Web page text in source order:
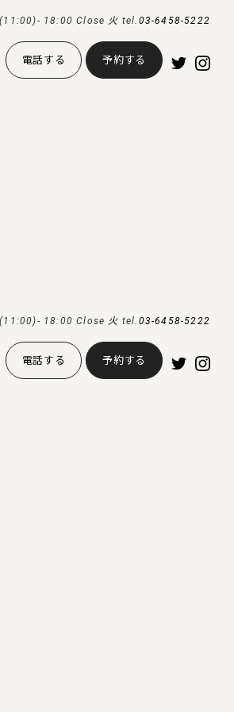
18:00 Close 火 tel. 03-6458-5222
電話する 予約する
18:00 Close 火 tel. 03-6458-5222
電話する 予約する